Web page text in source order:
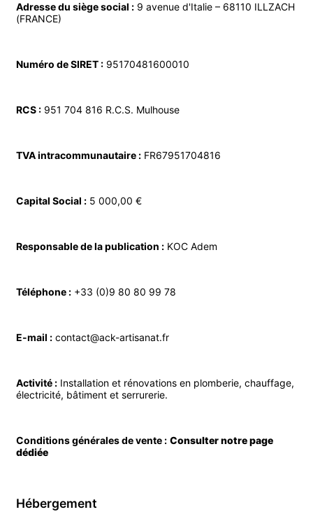
Adresse du siège social : 9 avenue d'Italie – 68110 ILLZACH
(FRANCE)
Numéro de SIRET : 95170481600010
RCS : 951 704 816 R.C.S. Mulhouse
TVA intracommunautaire : FR67951704816
Capital Social : 5 000,00 €
Responsable de la publication : KOC Adem
Téléphone : +33 (0)9 80 80 99 78
E-mail : contact@ack-artisanat.fr
Activité : Installation et rénovations en plomberie, chauffage,
électricité, bâtiment et serrurerie.
Conditions générales de vente : Consulter notre page
dédiée
Hébergement